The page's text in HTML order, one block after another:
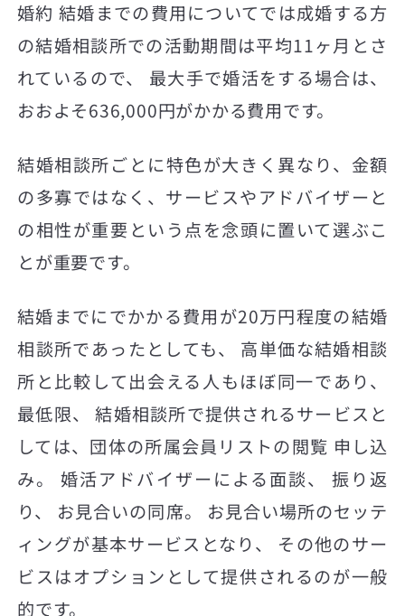
婚約 結婚までの費用についてでは成婚する方
の結婚相談所での活動期間は平均11ヶ月とさ
れているので、 最大手で婚活をする場合は、
おおよそ636,000円がかかる費用です。
結婚相談所ごとに特色が大きく異なり、金額
の多寡ではなく、サービスやアドバイザーと
の相性が重要という点を念頭に置いて選ぶこ
とが重要です。
結婚までにでかかる費用が20万円程度の結婚
相談所であったとしても、 高単価な結婚相談
所と比較して出会える人もほぼ同一であり、
最低限、 結婚相談所で提供されるサービスと
しては、団体の所属会員リストの閲覧 申し込
み。 婚活アドバイザーによる面談、 振り返
り、 お見合いの同席。 お見合い場所のセッテ
ィングが基本サービスとなり、 その他のサー
ビスはオプションとして提供されるのが一般
的です。